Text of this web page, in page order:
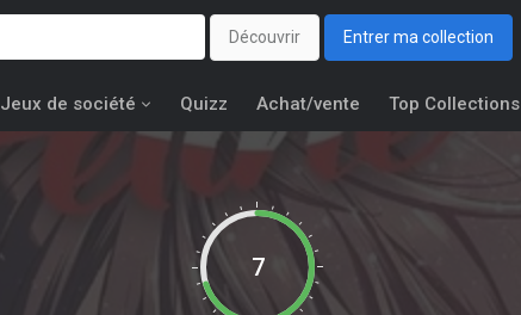
Découvrir Entrer ma collection
Jeux de société Quizz Achat/vente Top Collections
7